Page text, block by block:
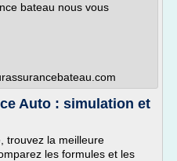
bateau nous vous
Auto : simulation et
trouvez la meilleure
les formules et les